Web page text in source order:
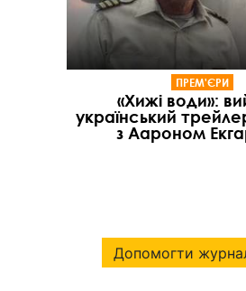
ПРЕМ'ЄРИ
«Хижі води»:
український
з Аароном
Допомогти